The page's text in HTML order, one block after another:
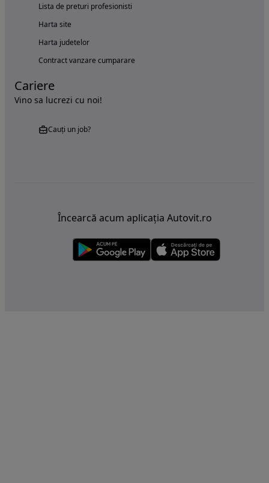
Lista de preturi profesionisti
Harta site
Harta judetelor
Contract vanzare cumparare
Cariere
Vino sa lucrezi cu noi!
Cauți un job?
Încearcă acum aplicația Autovit.ro